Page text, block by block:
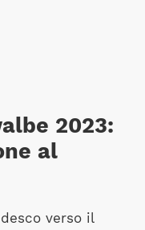
2023:
al
verso il